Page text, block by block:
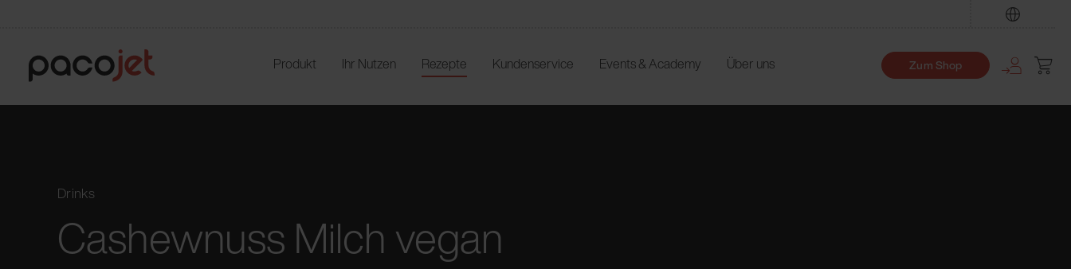
Produkt Ihr Nutzen Rezepte Kundenservice Events & Academy Über uns Zum Shop
Drinks
Cashewnuss Milch vegan